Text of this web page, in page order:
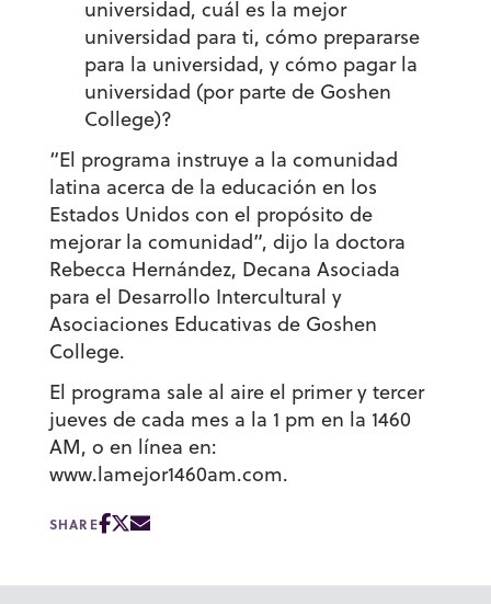
universidad, cuál es la mejor
universidad para ti, cómo prepararse
para la universidad, y cómo pagar la
universidad (por parte de Goshen
College)?
“El programa instruye a la comunidad
latina acerca de la educación en los
Estados Unidos con el propósito de
mejorar la comunidad”, dijo la doctora
Rebecca Hernández, Decana Asociada
para el Desarrollo Intercultural y
Asociaciones Educativas de Goshen
College.
El programa sale al aire el primer y tercer
jueves de cada mes a la 1 pm en la 1460
AM, o en línea en:
www.lamejor1460am.com.
SHARE